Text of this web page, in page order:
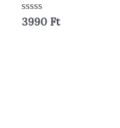
Értékelés:
3990 Ft